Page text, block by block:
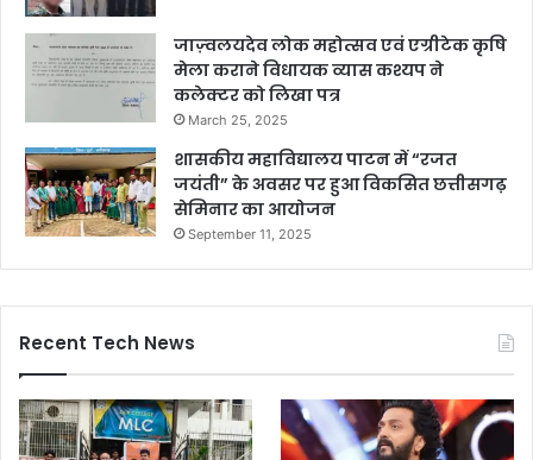
जाज़्वलयदेव लोक महोत्सव एवं एग्रीटेक कृषि
मेला कराने विधायक व्यास कश्यप ने
कलेक्टर को लिखा पत्र
March 25, 2025
शासकीय महाविद्यालय पाटन में “रजत
जयंती” के अवसर पर हुआ विकसित छत्तीसगढ़
सेमिनार का आयोजन
September 11, 2025
Recent Tech News